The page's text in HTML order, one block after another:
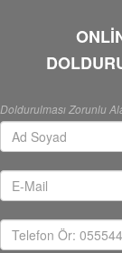
Doldurulması Zorunlu